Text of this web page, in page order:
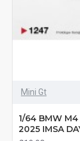
Mini Gt
1/64 BMW M4
2025 IMSA